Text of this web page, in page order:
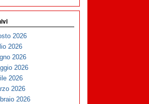
2026
2026
2026
2026
2026
2026
2026